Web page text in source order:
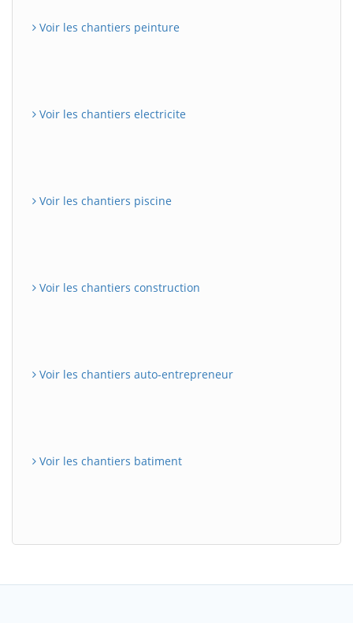
Voir les chantiers peinture
Voir les chantiers electricite
Voir les chantiers piscine
Voir les chantiers construction
Voir les chantiers auto-entrepreneur
Voir les chantiers batiment